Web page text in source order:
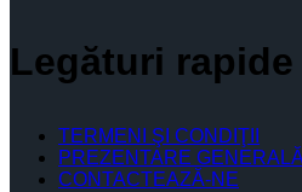
Legături rapide
TERMENI ŞI CONDIŢII
PREZENTARE GENERALĂ
CONTACTEAZĂ-NE